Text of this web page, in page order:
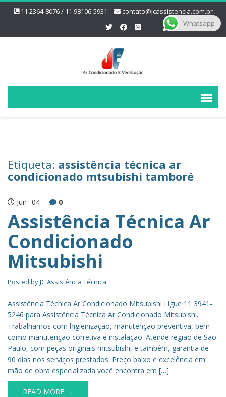
11 2364-8076 / 11 98106-5931 contato@jcassistencia.com.br
Etiqueta: assistência técnica ar
condicionado mtsubishi tamboré
Jun 04 0
Assistência Técnica Ar
Condicionado
Mitsubishi
Posted byJC Assistência Técnica
Assistência Técnica Ar Condicionado Mitsubishi Ligue 11 3941-
5246 para Assistência Técnica Ar Condicionado Mitsubishi.
Trabalhamos com higienização, manutenção preventiva, bem
como manutenção corretiva e instalação. Atende região de São
Paulo, com peças originais mitsubishi, e também, garantia de
90 dias nos serviços prestados. Preço baixo e excelência em
mão de obra especializada você encontra em […]
READ MORE →
Whatsapp